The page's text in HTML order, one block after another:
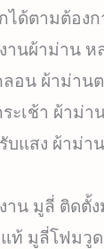
ได้ตามต้องก
านผ้าม่าน
อน ผ้าม่าน
ะเช้า ผ้าม่า
แสง ผ้าม่า
าน มูลี่ ติดตั้
ท้ มูลี่โฟมวู